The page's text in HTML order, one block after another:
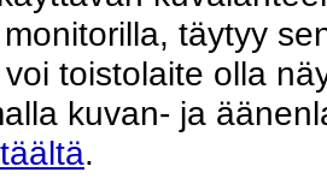
täytyy
toistolaite olla
kuvan- ja
täältä.